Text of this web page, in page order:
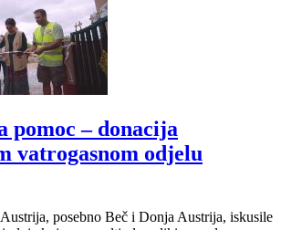
pomoc – donacija
vatrogasnom odjelu
posebno Beč i Donja Austrija, iskusile